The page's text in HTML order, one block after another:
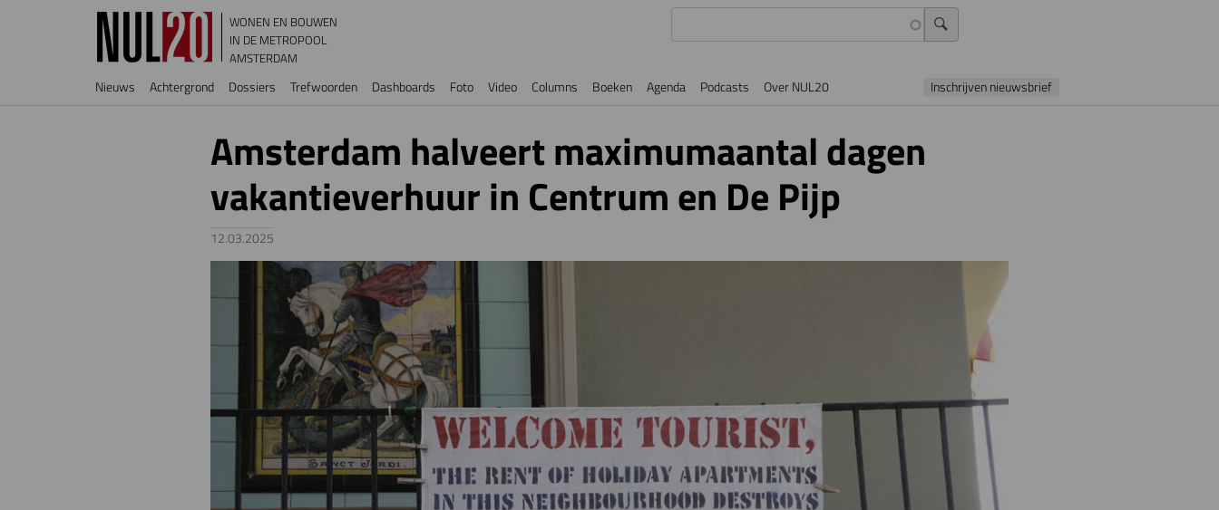
Overslaan en naar de inhoud gaan
WONEN EN BOUWEN
IN DE METROPOOL
AMSTERDAM
Hoofdnavigatie
Nieuws Achtergrond Dossiers Trefwoorden Dashboards Foto Video Columns Boeken Agenda Podcasts Over NUL20 Inschrijven nieuwsbrief
Amsterdam halveert maximumaantal dagen
vakantieverhuur in Centrum en De Pijp
12.03.2025